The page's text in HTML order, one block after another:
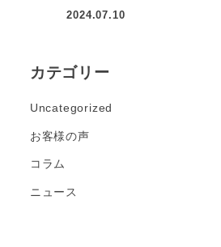
2024.07.10
カテゴリー
Uncategorized
お客様の声
コラム
ニュース